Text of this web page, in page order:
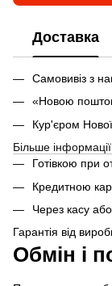
Доставка
Самовивіз з
«Новою
Кур'єром
Більше
Готівкою при
Кредитною
Через касу
Гарантія від
Обмін і